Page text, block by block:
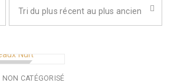
Tri du plus récent au plus ancien
NON CATÉGORISÉ